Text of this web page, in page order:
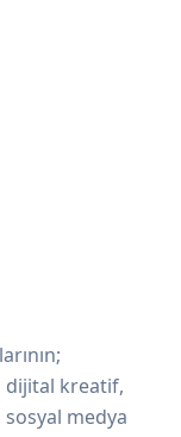
dijital kreatif,
medya